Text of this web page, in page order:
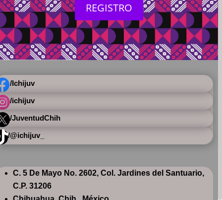
REGISTRO
/Ichijuv
/ichijuv
/JuventudChih
/@ichijuv_
C. 5 De Mayo No. 2602, Col. Jardines del Santuario,
C.P. 31206